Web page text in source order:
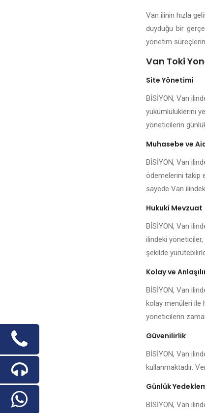
Van ilinin hızla
duyduğu bir
yönetim
Van Toki
Site Yönetimi
BİSİYON, Van
yükümlülüklerini
yöneticilerin
Muhasebe ve
BİSİYON, Van
ödemelerini takip
sayede Van
Hukuki Mevzuat
BİSİYON, Van
ilindeki
şekilde
Kolay ve
BİSİYON, Van
kolay menüleri ile
yöneticilerin
Güvenilirlik
BİSİYON, Van
kullanmaktadır.
Günlük
BİSİYON, Van